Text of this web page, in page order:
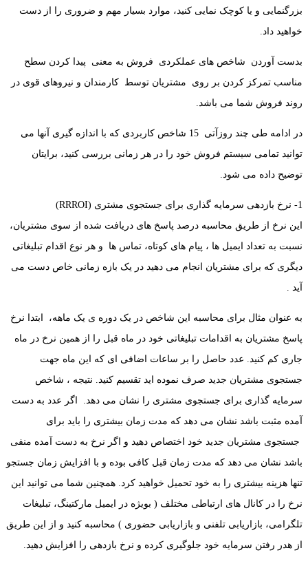
بزرگنمایی و یا کوچک نمایی کنید، موارد بسیار مهم و ضروری را از دست
خواهید داد.
بدست آوردن شاخص های عملکردی فروش به معنی پیدا کردن سطح
مناسب تمرکز کردن بر روی مشتریان توسط کارمندان و نیروهای قوی در
روند فروش شما می باشد.
در ادامه طی چند روزآتی 15 شاخص کاربردی که با اندازه گیری آنها می
توانید تمامی سیستم فروش خود را در هر زمانی بررسی کنید، برایتان
توضیح داده می شود.
1- نرخ بازدهی سرمایه گذاری برای جستجوی مشتری (RRROI
)
این نرخ از طریق محاسبه درصد پاسخ های دریافت شده از سوی مشتریان،
نسبت به تعداد ایمیل ها ، پیام های کوتاه، تماس ها و هر نوع اقدام تبلیغاتی
دیگری که برای مشتریان انجام می دهید در یک بازه زمانی خاص دست می
آید .
به عنوان مثال برای محاسبه این شاخص در یک دوره ی یک ماهه، ابتدا نرخ
پاسخ مشتریان به اقدامات تبلیغاتی خود در ماه قبل را از همین نرخ در ماه
جاری کم کنید. عدد حاصل را بر ساعات اضافی ای که این ماه جهت
جستجوی مشتریان جدید صرف نموده اید تقسیم کنید. نتیجه ، شاخص
سرمایه گذاری برای جستجوی مشتری را نشان می دهد. اگر عدد به دست
آمده مثبت باشد نشان می دهد که مدت زمان بیشتری را باید برای
جستجوی مشتریان جدید خود اختصاص دهید و اگر نرخ به دست آمده منفی
باشد نشان می دهد که مدت زمان قبل کافی بوده و با افزایش زمان جستجو
تنها هزینه بیشتری را به خود تحمیل خواهید کرد. همچنین شما می توانید این
نرخ را در کانال های ارتباطی مختلف ( بویژه در ایمیل مارکتینگ، تبلیغات
تلگرامی، بازاریابی تلفنی و بازاریابی حضوری ) محاسبه کنید و از این طریق
از هدر رفتن سرمایه خود جلوگیری کرده و نرخ بازدهی را افزایش دهید.